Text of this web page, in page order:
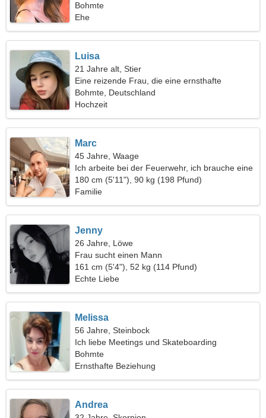
Bohmte
Ehe
Luisa
21 Jahre alt, Stier
Eine reizende Frau, die eine ernsthafte
Beziehung sucht
Bohmte, Deutschland
Hochzeit
Marc
45 Jahre, Waage
Ich arbeite bei der Feuerwehr, ich brauche eine
nette Frau
180 cm (5'11"), 90 kg (198 Pfund)
Familie
Jenny
26 Jahre, Löwe
Frau sucht einen Mann
161 cm (5'4"), 52 kg (114 Pfund)
Echte Liebe
Melissa
56 Jahre, Steinbock
Ich liebe Meetings und Skateboarding
Bohmte
Ernsthafte Beziehung
Andrea